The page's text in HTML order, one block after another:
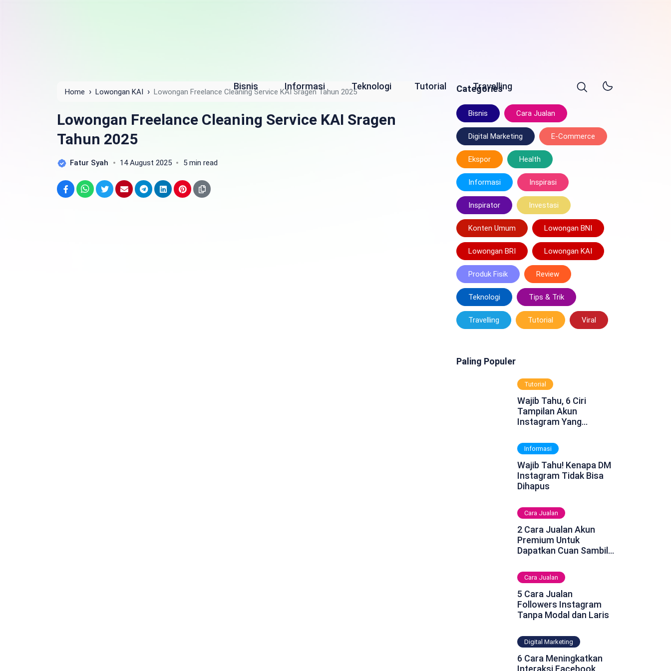
Bisnis Informasi Teknologi Tutorial Travelling
Home › Lowongan KAI › Lowongan Freelance Cleaning Service KAI Sragen Tahun 2025
Lowongan Freelance Cleaning Service KAI Sragen
Tahun 2025
Fatur Syah 14 August 2025 5 min read
Categories
Bisnis Cara Jualan
Digital Marketing E-Commerce
Ekspor Health
Informasi Inspirasi
Inspirator Investasi
Konten Umum Lowongan BNI
Lowongan BRI Lowongan KAI
Produk Fisik Review
Teknologi Tips & Trik
Travelling Tutorial Viral
Paling Populer
Tutorial
Wajib Tahu, 6 Ciri
Tampilan Akun
Instagram Yang
Informasi
Wajib Tahu! Kenapa DM
Instagram Tidak Bisa
Dihapus
Cara Jualan
2 Cara Jualan Akun
Premium Untuk
Dapatkan Cuan Sambil
Cara Jualan
5 Cara Jualan
Followers Instagram
Tanpa Modal dan Laris
Digital Marketing
6 Cara Meningkatkan
Interaksi Facebook